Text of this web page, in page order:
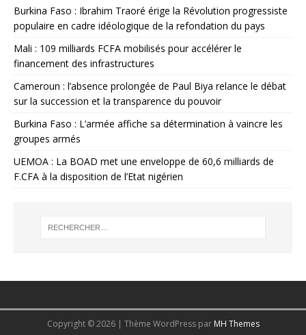
Burkina Faso : Ibrahim Traoré érige la Révolution progressiste
populaire en cadre idéologique de la refondation du pays
Mali : 109 milliards FCFA mobilisés pour accélérer le
financement des infrastructures
Cameroun : l’absence prolongée de Paul Biya relance le débat
sur la succession et la transparence du pouvoir
Burkina Faso : L’armée affiche sa détermination à vaincre les
groupes armés
UEMOA : La BOAD met une enveloppe de 60,6 milliards de
F.CFA à la disposition de l’Etat nigérien
Copyright © 2026 | Thème WordPress par MH Themes